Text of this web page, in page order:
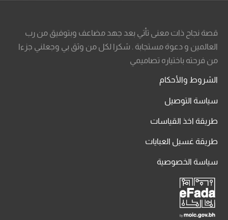
قصة نجاح ذات معنى تأتي بعد جهد مضاعف وبتوفيق من رب
العالمين و دعوة مستجابة . شكرا لكل من وثق بي وجعلني جزءا
من فرحته باختياره تصاميمي
الشروط والأحكام
سياسة التوصيل
طريقة اخذ القياسات
طريقة غسيل العبايات
سياسة الخصوصية